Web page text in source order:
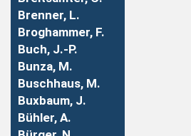
Brenner, L.
Broghammer, F.
Buch, J.-P.
Bunza, M.
Buschhaus, M.
Buxbaum, J.
Bühler, A.